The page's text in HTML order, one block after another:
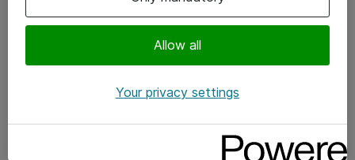
Allow all
Your privacy settings